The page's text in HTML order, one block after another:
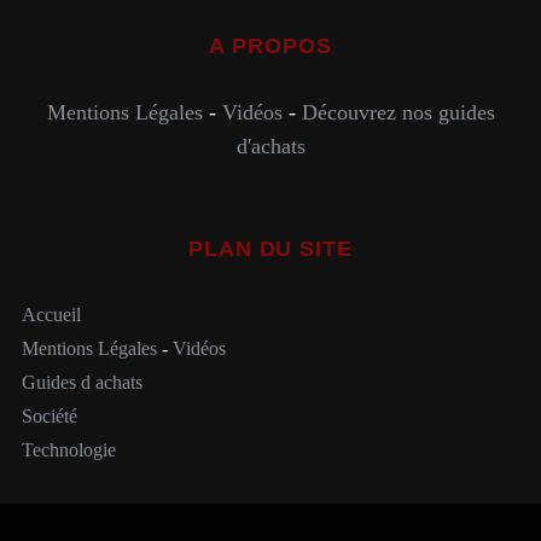
A PROPOS
Mentions Légales- Vidéos- Découvrez nos guides
d'achats
PLAN DU SITE
Accueil
Mentions Légales- Vidéos
Guides d achats
Société
Technologie